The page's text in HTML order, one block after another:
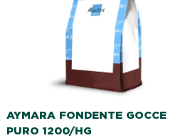
AYMARA FONDENTE GOCCE
PURO 1200/HG